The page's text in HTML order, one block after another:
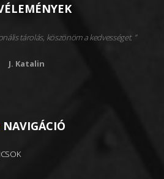
tárolás, köszönöm a kedvességet.
J. Katalin
NAVIGÁCIÓ